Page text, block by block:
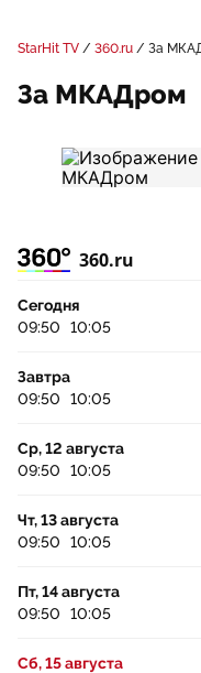
StarHit TV 360.ru За
За МКАДром
360.ru
Сегодня
09:50
10:05
Завтра
09:50
10:05
Ср, 12 августа
09:50
10:05
Чт, 13 августа
09:50
10:05
Пт, 14 августа
09:50
10:05
Сб, 15 августа